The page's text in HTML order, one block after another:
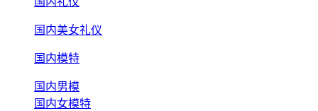
国内美女礼仪
国内模特
国内男模
国内女模特